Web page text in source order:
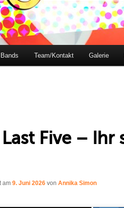
Bands Team/Kontakt Galerie
Five – Ihr
am 9. Juni 2026 von Annika Simon